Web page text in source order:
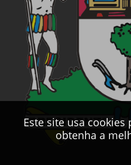
Este site usa
obtenha a